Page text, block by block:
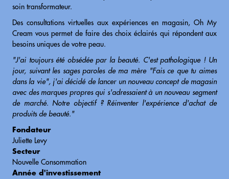
soin transformateur.
Des consultations virtuelles aux expériences en magasin, Oh My
Cream vous permet de faire des choix éclairés qui répondent aux
besoins uniques de votre peau.
"J'ai toujours été obsédée par la beauté. C'est pathologique ! Un
jour, suivant les sages paroles de ma mère "Fais ce que tu aimes
dans la vie", j'ai décidé de lancer un nouveau concept de magasin
avec des marques propres qui s'adressaient à un nouveau segment
de marché. Notre objectif ? Réinventer l'expérience d'achat de
produits de beauté."
Fondateur
Juliette Levy
Secteur
Nouvelle Consommation
Année d'investissement